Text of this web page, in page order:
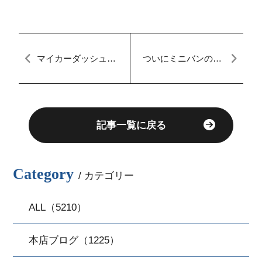
マイカーダッシュ名
ついにミニバンのHV
＠マイカーダッシュ
記事一覧に戻る
Category / カテゴリー
ALL（5210）
本店ブログ（1225）